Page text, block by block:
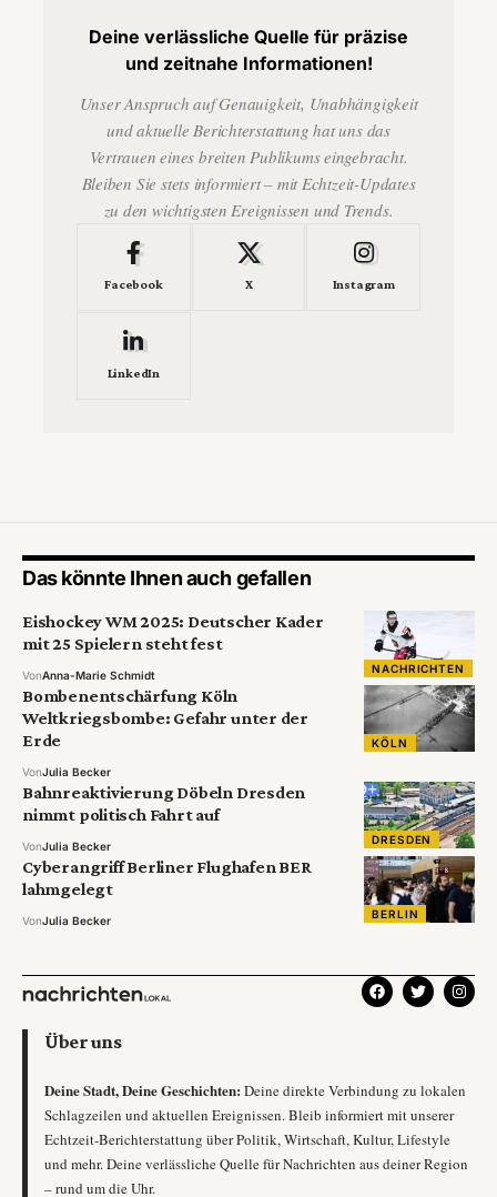
Deine verlässliche Quelle für präzise
und zeitnahe Informationen!
Unser Anspruch auf Genauigkeit, Unabhängigkeit
und aktuelle Berichterstattung hat uns das
Vertrauen eines breiten Publikums eingebracht.
Bleiben Sie stets informiert – mit Echtzeit-Updates
zu den wichtigsten Ereignissen und Trends.
Facebook X Instagram
LinkedIn
Das könnte Ihnen auch gefallen
NACHRICHTEN
Eishockey WM 2025: Deutscher Kader
mit 25 Spielern steht fest
VonAnna-Marie Schmidt
KÖLN
Bombenentschärfung Köln
Weltkriegsbombe: Gefahr unter der
Erde
VonJulia Becker
DRESDEN
Bahnreaktivierung Döbeln Dresden
nimmt politisch Fahrt auf
VonJulia Becker
BERLIN
Cyberangriff Berliner Flughafen BER
lahmgelegt
VonJulia Becker
Über uns
Deine Stadt, Deine Geschichten: Deine direkte Verbindung zu lokalen
Schlagzeilen und aktuellen Ereignissen. Bleib informiert mit unserer
Echtzeit-Berichterstattung über Politik, Wirtschaft, Kultur, Lifestyle
und mehr. Deine verlässliche Quelle für Nachrichten aus deiner Region
– rund um die Uhr.